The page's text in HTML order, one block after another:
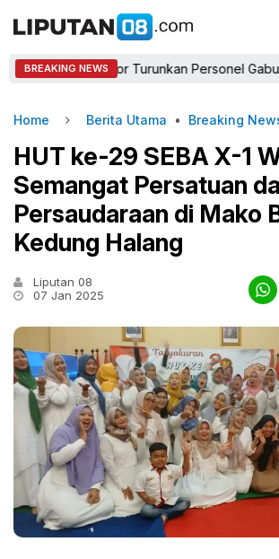
BREAKING NEWS
Bogor Turunkan Personel Gabungan
Home Berita Utama • Breaking
HUT ke-29 SEBA X-1
Semangat Persatuan
Persaudaraan di Mako
Kedung Halang
Liputan 08
07 Jan 2025